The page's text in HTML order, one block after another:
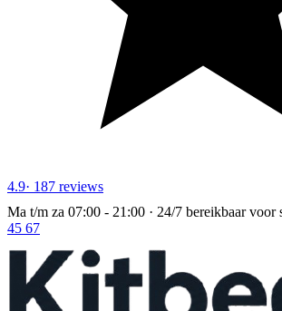
4.9· 187 reviews
Ma t/m za 07:00 - 21:00 · 24/7 bereikbaar voor
45 67